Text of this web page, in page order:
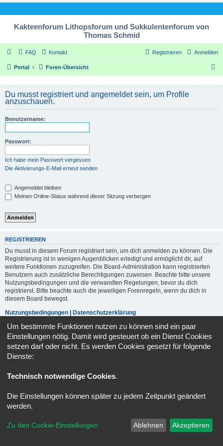
Kakteenforum Lithopsforum und Sukkulentenforum von
Thomas Schmid
FAQ Kontakt Anmelden
Registrieren
Portal Foren-Übersicht
Du musst registriert und angemeldet sein, um Profile
anzuschauen.
Benutzername:
Passwort:
Ich habe mein Passwort vergessen
Die Aktivierungs-E-Mail erneut senden
Angemeldet bleiben
Meinen Online-Status während dieser Sitzung verbergen
REGISTRIEREN
Du musst in diesem Forum registriert sein, um dich anmelden zu können. Die
Registrierung ist in wenigen Augenblicken erledigt und ermöglicht dir, auf
weitere Funktionen zuzugreifen. Die Board-Administration kann registrierten
Benutzern auch zusätzliche Berechtigungen zuweisen. Beachte bitte unsere
Nutzungsbedingungen und die verwandten Regelungen, bevor du dich
registrierst. Bitte beachte auch die jeweiligen Forenregeln, wenn du dich in
diesem Board bewegst.
Nutzungsbedingungen
Datenschutzerklärung
Registrieren
Powered byphpBB ® Forum Software © phpBB Limited
Datenschutz|Nutzungsbedingungen
Um bestimmte Funktionen nutzen zu können sind ein paar
Einstellungen nötig. Damit wird gesteuert ob ein Dienst Cookies
setzen darf oder nicht. Es werden Cookies gesetzt für folgende
Dienste:
Technisch notwendige Cookies.
Die Einstellungen können später zu jedem Zeitpunkt geändert
werden.
Zu den Cookie-Einstellungen Ablehnen Akzeptieren